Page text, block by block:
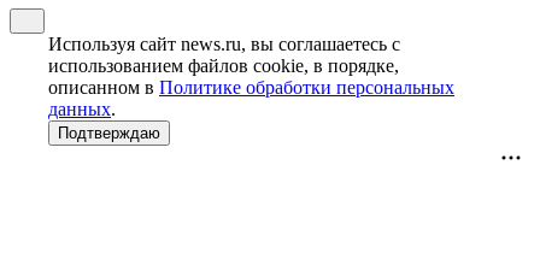
Используя сайт news.ru, вы соглашаетесь с
использованием файлов cookie, в порядке,
описанном в Политике обработки персональных
данных.
Подтверждаю